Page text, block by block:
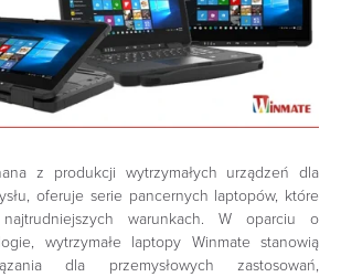
z produkcji wytrzymałych urządzeń dla
oferuje serie pancernych laptopów, które
warunkach. W oparciu o
wytrzymałe laptopy Winmate stanowią
dla przemysłowych zastosowań,